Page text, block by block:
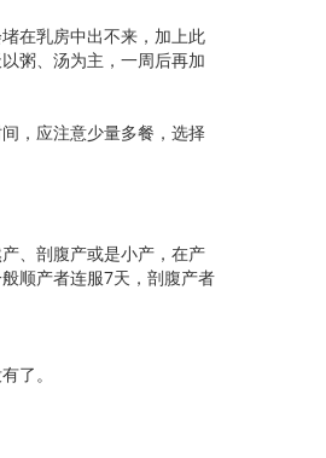
在乳房中出不来，加上此
粥、汤为主，一周后再加
，应注意少量多餐，选择
、剖腹产或是小产，在产
顺产者连服7天，剖腹产者
了。